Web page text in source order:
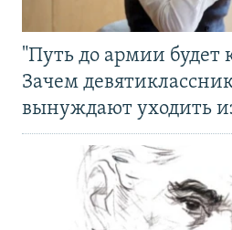
"Путь до армии будет
Зачем
вынуждают уходить